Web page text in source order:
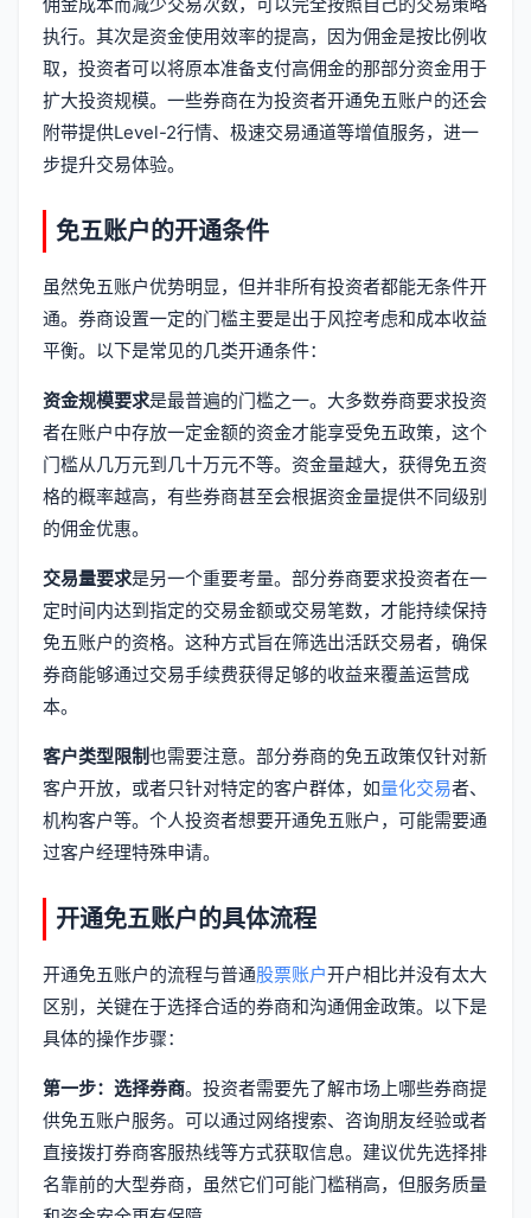
执行。其次是资金使用效率的提高，因为佣金是按比例收
取，投资者可以将原本准备支付高佣金的那部分资金用于
扩大投资规模。一些券商在为投资者开通免五账户的还会
附带提供Level-2行情、极速交易通道等增值服务，进一
步提升交易体验。
免五账户的开通条件
虽然免五账户优势明显，但并非所有投资者都能无条件开
通。券商设置一定的门槛主要是出于风控考虑和成本收益
平衡。以下是常见的几类开通条件：
资金规模要求是最普遍的门槛之一。大多数券商要求投资
者在账户中存放一定金额的资金才能享受免五政策，这个
门槛从几万元到几十万元不等。资金量越大，获得免五资
格的概率越高，有些券商甚至会根据资金量提供不同级别
的佣金优惠。
交易量要求是另一个重要考量。部分券商要求投资者在一
定时间内达到指定的交易金额或交易笔数，才能持续保持
免五账户的资格。这种方式旨在筛选出活跃交易者，确保
券商能够通过交易手续费获得足够的收益来覆盖运营成
本。
客户类型限制也需要注意。部分券商的免五政策仅针对新
客户开放，或者只针对特定的客户群体，如量化交易者、
机构客户等。个人投资者想要开通免五账户，可能需要通
过客户经理特殊申请。
开通免五账户的具体流程
开通免五账户的流程与普通股票账户开户相比并没有太大
区别，关键在于选择合适的券商和沟通佣金政策。以下是
具体的操作步骤：
第一步：选择券商。投资者需要先了解市场上哪些券商提
供免五账户服务。可以通过网络搜索、咨询朋友经验或者
直接拨打券商客服热线等方式获取信息。建议优先选择排
名靠前的大型券商，虽然它们可能门槛稍高，但服务质量